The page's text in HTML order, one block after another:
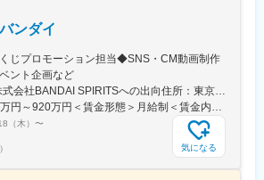
ンダイ
くじプロモーション担当◆SNS・CM動画制作
ント企画など
（木） 〜
気になる